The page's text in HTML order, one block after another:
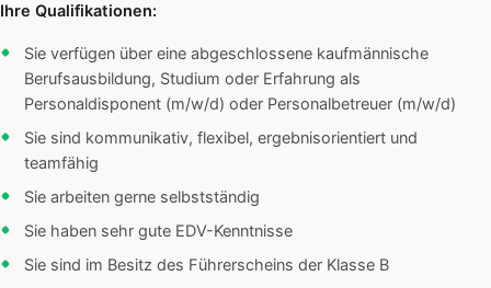
Ihre Qualifikationen:
Sie verfügen über eine abgeschlossene kaufmännische
Berufsausbildung, Studium oder Erfahrung als
Personaldisponent (m/w/d) oder Personalbetreuer (m/w/d)
Sie sind kommunikativ, flexibel, ergebnisorientiert und
teamfähig
Sie arbeiten gerne selbstständig
Sie haben sehr gute EDV-Kenntnisse
Sie sind im Besitz des Führerscheins der Klasse B